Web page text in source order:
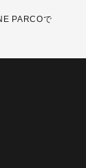
PARCOで